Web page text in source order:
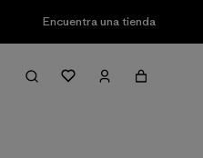
Encuentra una tienda
Filter & Sort